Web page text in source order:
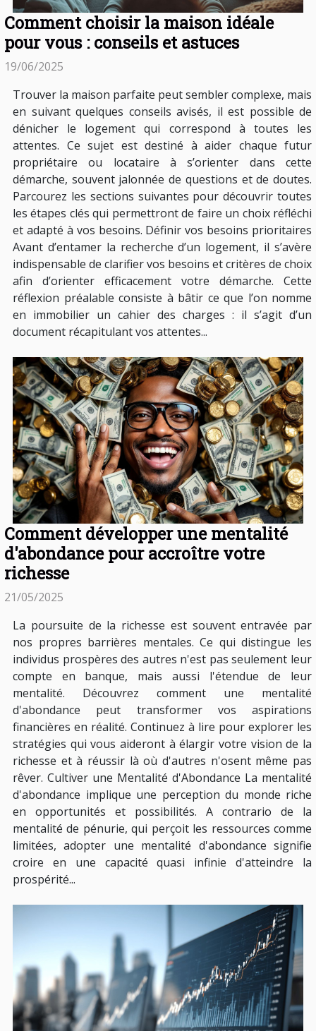
Comment choisir la maison idéale
pour vous : conseils et astuces
19/06/2025
Trouver la maison parfaite peut sembler complexe, mais
en suivant quelques conseils avisés, il est possible de
dénicher le logement qui correspond à toutes les
attentes. Ce sujet est destiné à aider chaque futur
propriétaire ou locataire à s’orienter dans cette
démarche, souvent jalonnée de questions et de doutes.
Parcourez les sections suivantes pour découvrir toutes
les étapes clés qui permettront de faire un choix réfléchi
et adapté à vos besoins. Définir vos besoins prioritaires
Avant d’entamer la recherche d’un logement, il s’avère
indispensable de clarifier vos besoins et critères de choix
afin d’orienter efficacement votre démarche. Cette
réflexion préalable consiste à bâtir ce que l’on nomme
en immobilier un cahier des charges : il s’agit d’un
document récapitulant vos attentes...
Comment développer une mentalité
d'abondance pour accroître votre
richesse
21/05/2025
La poursuite de la richesse est souvent entravée par
nos propres barrières mentales. Ce qui distingue les
individus prospères des autres n'est pas seulement leur
compte en banque, mais aussi l'étendue de leur
mentalité. Découvrez comment une mentalité
d'abondance peut transformer vos aspirations
financières en réalité. Continuez à lire pour explorer les
stratégies qui vous aideront à élargir votre vision de la
richesse et à réussir là où d'autres n'osent même pas
rêver. Cultiver une Mentalité d'Abondance La mentalité
d'abondance implique une perception du monde riche
en opportunités et possibilités. A contrario de la
mentalité de pénurie, qui perçoit les ressources comme
limitées, adopter une mentalité d'abondance signifie
croire en une capacité quasi infinie d'atteindre la
prospérité...